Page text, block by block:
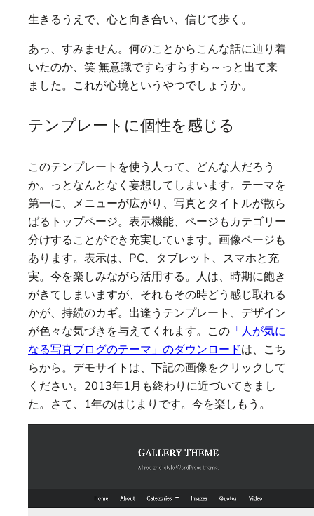
生きるうえで、心と向き合い、信じて歩く。
あっ、すみません。何のことからこんな話に辿り着
いたのか、笑 無意識ですらすらすら～っと出て来
ました。これが心境というやつでしょうか。
テンプレートに個性を感じる
このテンプレートを使う人って、どんな人だろう
か。っとなんとなく妄想してしまいます。テーマを
第一に、メニューが広がり、写真とタイトルが散ら
ばるトップページ。表示機能、ページもカテゴリー
分けすることができ充実しています。画像ページも
あります。表示は、PC、タブレット、スマホと充
実。今を楽しみながら活用する。人は、時期に飽き
がきてしまいますが、それもその時どう感じ取れる
かが、持続のカギ。出逢うテンプレート、デザイン
が色々な気づきを与えてくれます。この 「人が気に
なる写真ブログのテーマ」のダウンロードは、こち
らから。デモサイトは、下記の画像をクリックして
ください。2013年1月も終わりに近づいてきまし
た。さて、1年のはじまりです。今を楽しもう。